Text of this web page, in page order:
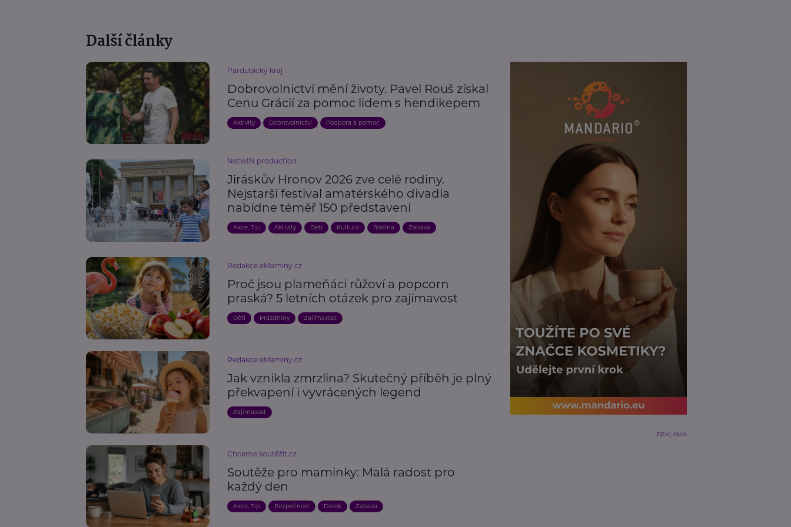
Další články
Pardubický kraj
Dobrovolnictví mění životy. Pavel Rouš získal
Cenu Grácií za pomoc lidem s hendikepem
Aktivity Dobrovolnictví Podpora a pomoc
NetwIN production
Jiráskův Hronov 2026 zve celé rodiny.
Nejstarší festival amatérského divadla
nabídne téměř 150 představení
Akce, Tip Aktivity Děti Kultura Rodina Zábava
Redakce eMaminy.cz
Proč jsou plameňáci růžoví a popcorn
praská? 5 letních otázek pro zajímavost
Děti Prázdniny Zajímavost
Redakce eMaminy.cz
Jak vznikla zmrzlina? Skutečný příběh je plný
překvapení i vyvrácených legend
Zajímavost
Chceme soutěžit.cz
Soutěže pro maminky: Malá radost pro
každý den
Akce, Tip Bezpečnost Dárek Zábava
REKLAMA